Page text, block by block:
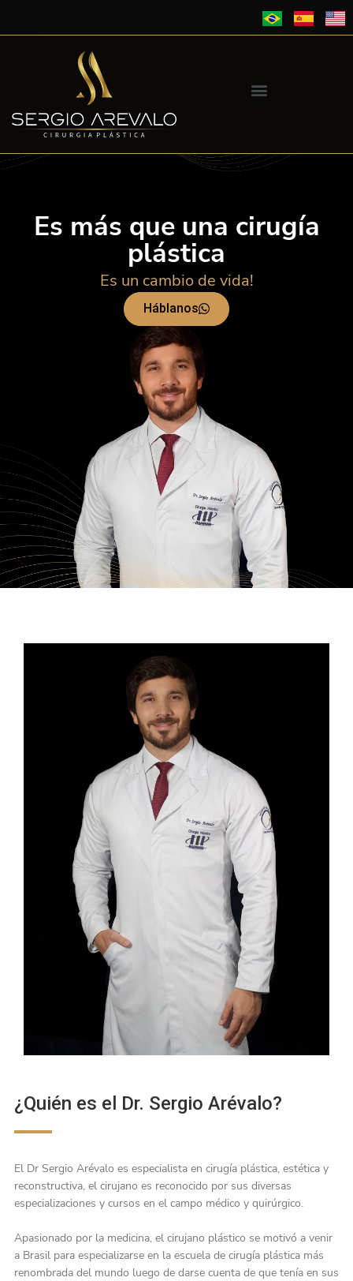
Es más que una cirugía
plástica
Es un cambio de vida!
Háblanos
¿Quién es el Dr. Sergio Arévalo?
El Dr Sergio Arévalo es especialista en cirugía plástica, estética y
reconstructiva, el cirujano es reconocido por sus diversas
especializaciones y cursos en el campo médico y quirúrgico.
Apasionado por la medicina, el cirujano plástico se motivó a venir
a Brasil para especializarse en la escuela de cirugía plástica más
renombrada del mundo luego de darse cuenta de que tenía en sus